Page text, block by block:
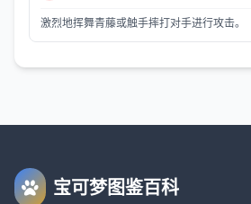
激烈地挥舞青藤或触手摔打对手进行攻击。
宝可梦图鉴百科